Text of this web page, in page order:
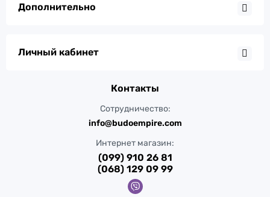
Дополнительно
Личный кабинет
Контакты
Сотрудничество:
info@budoempire.com
Интернет магазин:
(099) 910 26 81
(068) 129 09 99